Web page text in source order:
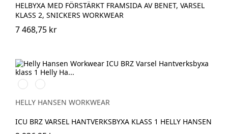
HELBYXA MED FÖRSTÄRKT FRAMSIDA AV BENET, VARSEL
KLASS 2, SNICKERS WORKWEAR
7 468,75 kr
369
YELLOW/EBONY
269
ORANGE/EBONY
HELLY HANSEN WORKWEAR
ICU BRZ VARSEL HANTVERKSBYXA KLASS 1 HELLY HANSEN